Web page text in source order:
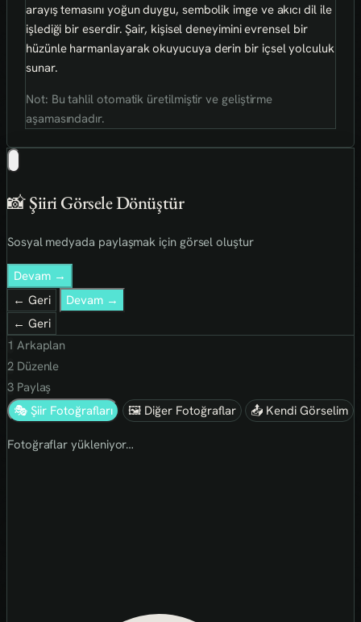
arayış temasını yoğun duygu, sembolik imge ve akıcı dil ile
işlediği bir eserdir. Şair, kişisel deneyimini evrensel bir
hüzünle harmanlayarak okuyucuya derin bir içsel yolculuk
sunar.
Not: Bu tahlil otomatik üretilmiştir ve geliştirme
aşamasındadır.
📸 Şiiri Görsele Dönüştür
Sosyal medyada paylaşmak için görsel oluştur
Devam →
← Geri
Devam →
← Geri
1 Arkaplan
2Düzenle
3Paylaş
🎭 Şiir Fotoğrafları
🖼 Diğer Fotoğraflar 📤 Kendi Görselim
Fotoğraflar yükleniyor…